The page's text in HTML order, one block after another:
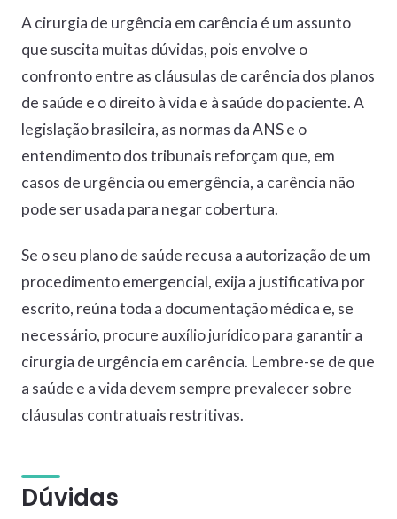
A cirurgia de urgência em carência é um assunto
que suscita muitas dúvidas, pois envolve o
confronto entre as cláusulas de carência dos planos
de saúde e o direito à vida e à saúde do paciente. A
legislação brasileira, as normas da ANS e o
entendimento dos tribunais reforçam que, em
casos de urgência ou emergência, a carência não
pode ser usada para negar cobertura.
Se o seu plano de saúde recusa a autorização de um
procedimento emergencial, exija a justificativa por
escrito, reúna toda a documentação médica e, se
necessário, procure auxílio jurídico para garantir a
cirurgia de urgência em carência. Lembre-se de que
a saúde e a vida devem sempre prevalecer sobre
cláusulas contratuais restritivas.
Dúvidas